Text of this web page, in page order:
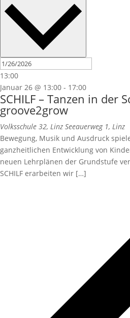
13:00
Januar 26 @ 13:00 - 17:00
SCHILF – Tanzen in der
groove2grow
Volksschule 32, Linz Seeauerweg 1, Linz
Bewegung, Musik und Ausdruck
ganzheitlichen Entwicklung von
neuen Lehrplänen der Grundstufe
SCHILF erarbeiten wir […]